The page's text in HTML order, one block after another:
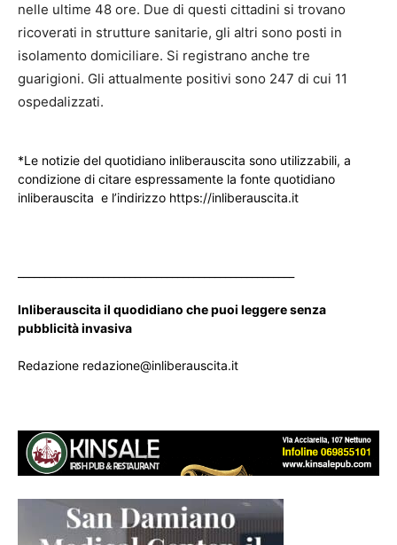
nelle ultime 48 ore. Due di questi cittadini si trovano
ricoverati in strutture sanitarie, gli altri sono posti in
isolamento domiciliare. Si registrano anche tre
guarigioni. Gli attualmente positivi sono 247 di cui 11
ospedalizzati.
*Le notizie del quotidiano inliberauscita sono utilizzabili, a
condizione di citare espressamente la fonte quotidiano
inliberauscita e l’indirizzo https://inliberauscita.it
Inliberauscita il quodidiano che puoi leggere senza
pubblicità invasiva
Redazione redazione@inliberauscita.it